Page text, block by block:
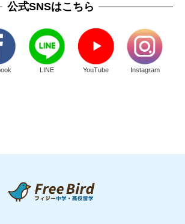
公式SNSはこちら
LINE YouTube Instagram